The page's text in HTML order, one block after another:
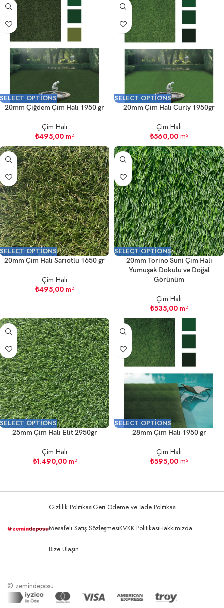
SELECT OPTIONS
20mm Çiğdem Çim Halı 1950 gr
Çim Halı
₺495,00 m²
SELECT OPTIONS
20mm Çim Halı Curly 1950gr
Çim Halı
₺560,00 m²
SELECT OPTIONS
20mm Çim Halı Sarıotlu 1650 gr
Çim Halı
₺495,00 m²
SELECT OPTIONS
20mm Torino Suni Çim Halı
Yumuşak Dokulu ve Doğal
Görünüm
Çim Halı
₺535,00 m²
SELECT OPTIONS
25mm Çim Halı Elit 2950gr
Çim Halı
₺1.490,00m²
SELECT OPTIONS
28mm Çim Halı 1950 gr
Çim Halı
₺595,00m²
Gizlilik PolitikasıGeri Ödeme ve İade Politikası
Mesafeli Satış SözleşmesiKVKK PolitikasıHakkımızda
Bize Ulaşın
© zemindeposu